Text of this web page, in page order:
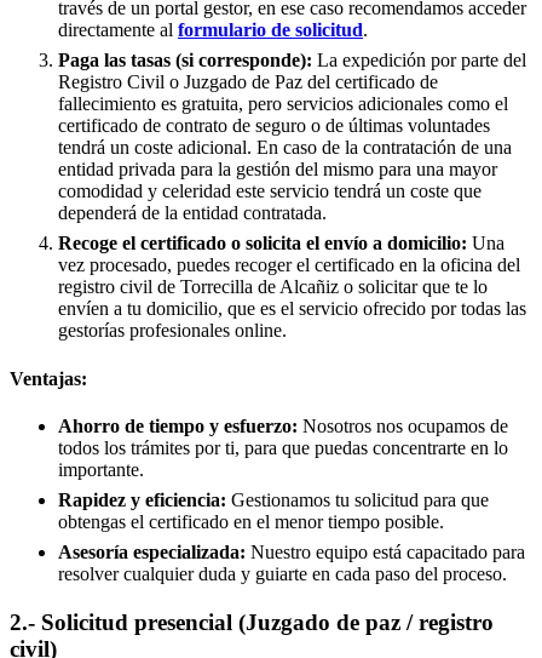
través de un portal gestor, en ese caso recomendamos acceder
directamente al formulario de solicitud.
Paga las tasas (si corresponde): La expedición por parte del
Registro Civil o Juzgado de Paz del certificado de
fallecimiento es gratuita, pero servicios adicionales como el
certificado de contrato de seguro o de últimas voluntades
tendrá un coste adicional. En caso de la contratación de una
entidad privada para la gestión del mismo para una mayor
comodidad y celeridad este servicio tendrá un coste que
dependerá de la entidad contratada.
Recoge el certificado o solicita el envío a domicilio: Una
vez procesado, puedes recoger el certificado en la oficina del
registro civil de Torrecilla de Alcañiz o solicitar que te lo
envíen a tu domicilio, que es el servicio ofrecido por todas las
gestorías profesionales online.
Ventajas:
Ahorro de tiempo y esfuerzo: Nosotros nos ocupamos de
todos los trámites por ti, para que puedas concentrarte en lo
importante.
Rapidez y eficiencia: Gestionamos tu solicitud para que
obtengas el certificado en el menor tiempo posible.
Asesoría especializada: Nuestro equipo está capacitado para
resolver cualquier duda y guiarte en cada paso del proceso.
2.- Solicitud presencial (Juzgado de paz / registro
civil)